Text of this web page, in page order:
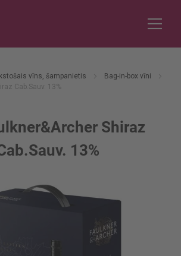
vīns, šampanietis
Bag-in-box vīni
Cab.Sauv. 13%
Shiraz
13%